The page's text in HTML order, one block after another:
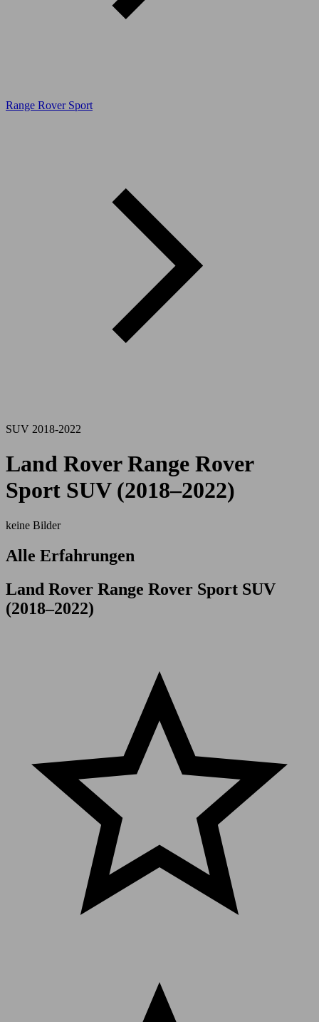
Range Rover Sport
SUV 2018-2022
Land Rover Range Rover
Sport SUV (2018–2022)
keine Bilder
Alle Erfahrungen
Land Rover Range Rover Sport SUV
(2018–2022)